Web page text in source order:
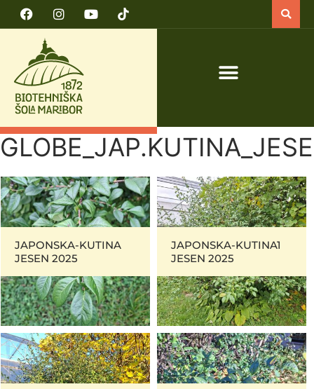
JAPONSKA-KUTINA
JESEN 2025
JAPONSKA-KUTINA1
JESEN 2025